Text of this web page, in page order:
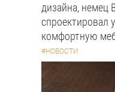
дизайна, немец
спроектировал
комфортную
#НОВОСТИ